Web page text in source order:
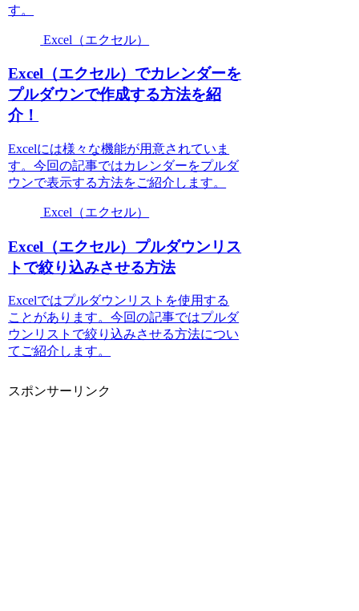
す。
Excel（エクセル）
Excel（エクセル）でカレンダーを
プルダウンで作成する方法を紹
介！
Excelには様々な機能が用意されていま
す。今回の記事ではカレンダーをプルダ
ウンで表示する方法をご紹介します。
Excel（エクセル）
Excel（エクセル）プルダウンリス
トで絞り込みさせる方法
Excelではプルダウンリストを使用する
ことがあります。今回の記事ではプルダ
ウンリストで絞り込みさせる方法につい
てご紹介します。
スポンサーリンク